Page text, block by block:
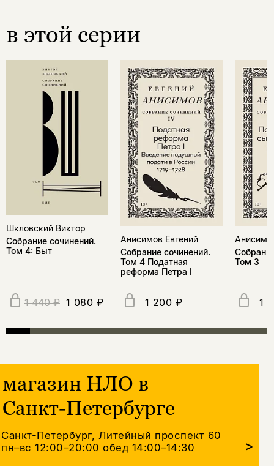
в этой серии
Шкловский Виктор
Собрание сочинений.
Том 4: Быт
1 440 ₽ 1 080 ₽
Анисимов Евгений
Собрание сочинений.
Том 4 Податная
реформа Петра I
1 200 ₽
Том 3
1
магазин НЛО в
Санкт-Петербурге
Санкт-Петербург, Литейный проспект 60
пн–вс 12:00–20:00обед 14:00–14:30 >